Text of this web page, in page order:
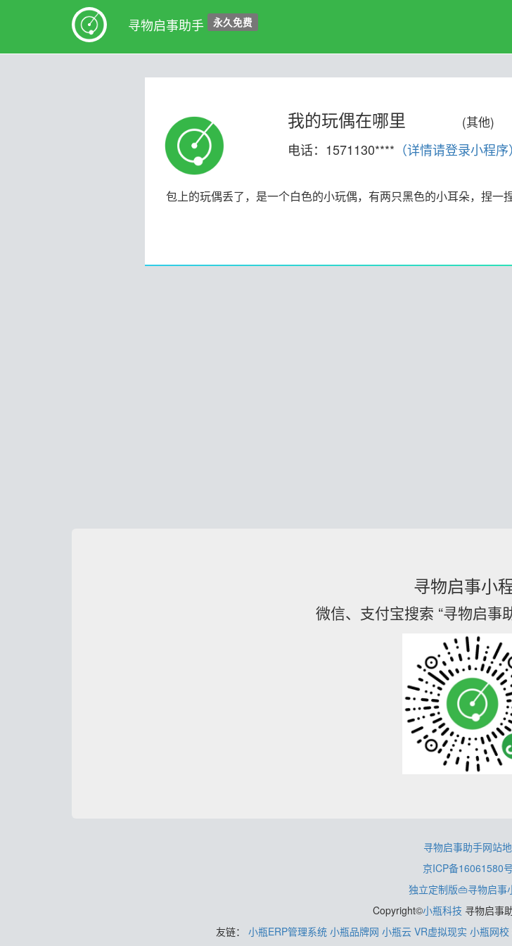
寻物启事助手 永久免费
我的玩偶在哪里 (其他)
电话：1571130**** （详情请登录小程序）
包上的玩偶丢了，是一个白色的小玩偶，有两只黑色的小耳朵，捏一
寻物启事小
微信、支付宝搜索 “寻物启事
寻物启事助手网站
京ICP备16061580
独立定制版👜寻物启事
Copyright©小瓶科技 寻物启事
友链： 小瓶ERP管理系统 小瓶品牌网 小瓶云 VR虚拟现实 小瓶网校